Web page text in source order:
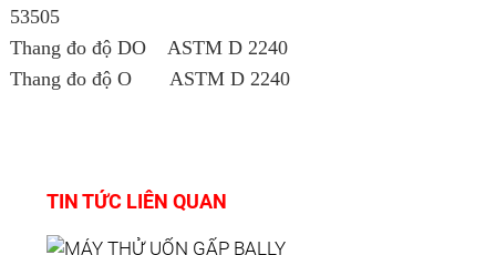
53505
Thang đo độ DO ASTM D 2240
Thang đo độ O ASTM D 2240
TIN TỨC LIÊN QUAN